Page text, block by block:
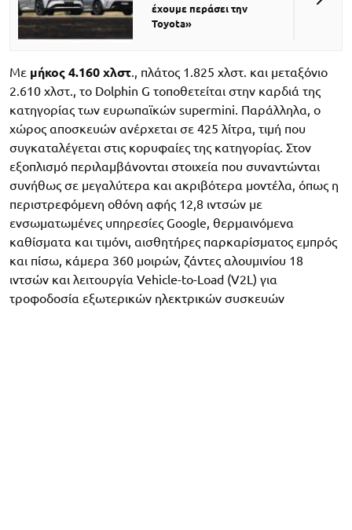
έχουμε περάσει την
Toyota»
Με μήκος 4.160 χλστ., πλάτος 1.825 χλστ. και μεταξόνιο
2.610 χλστ., το Dolphin G τοποθετείται στην καρδιά της
κατηγορίας των ευρωπαϊκών supermini. Παράλληλα, ο
χώρος αποσκευών ανέρχεται σε 425 λίτρα, τιμή που
συγκαταλέγεται στις κορυφαίες της κατηγορίας. Στον
εξοπλισμό περιλαμβάνονται στοιχεία που συναντώνται
συνήθως σε μεγαλύτερα και ακριβότερα μοντέλα, όπως η
περιστρεφόμενη οθόνη αφής 12,8 ιντσών με
ενσωματωμένες υπηρεσίες Google, θερμαινόμενα
καθίσματα και τιμόνι, αισθητήρες παρκαρίσματος εμπρός
και πίσω, κάμερα 360 μοιρών, ζάντες αλουμινίου 18
ιντσών και λειτουργία Vehicle-to-Load (V2L) για
τροφοδοσία εξωτερικών ηλεκτρικών συσκευών